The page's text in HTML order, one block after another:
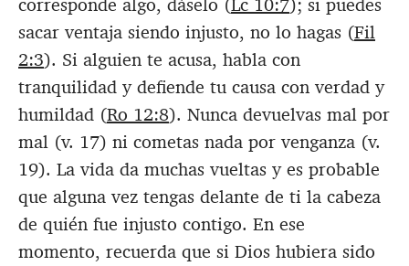
sacar ventaja siendo injusto, no lo hagas (Fil
2:3). Si alguien te acusa, habla con
tranquilidad y defiende tu causa con verdad y
humildad (Ro 12:8). Nunca devuelvas mal por
mal (v. 17) ni cometas nada por venganza (v.
19). La vida da muchas vueltas y es probable
que alguna vez tengas delante de ti la cabeza
de quién fue injusto contigo. En ese
momento, recuerda que si Dios hubiera sido